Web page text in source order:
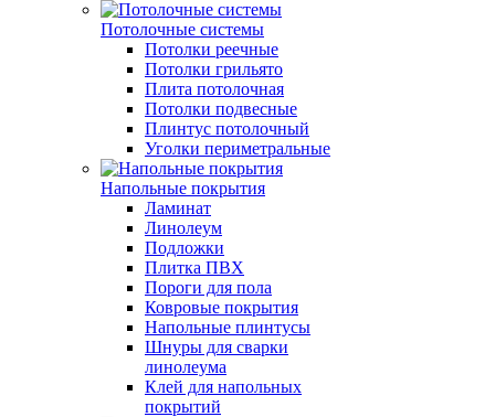
Потолочные системы
Потолки реечные
Потолки грильято
Плита потолочная
Потолки подвесные
Плинтус потолочный
Уголки периметральные
Напольные покрытия
Ламинат
Линолеум
Подложки
Плитка ПВХ
Пороги для пола
Ковровые покрытия
Напольные плинтусы
Шнуры для сварки
линолеума
Клей для напольных
покрытий